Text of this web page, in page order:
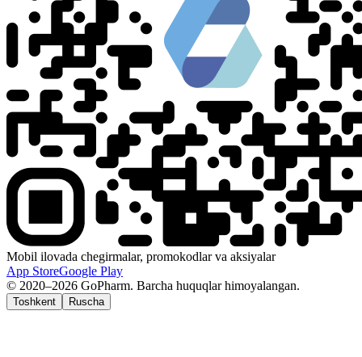
Mobil ilovada chegirmalar, promokodlar va aksiyalar
App StoreGoogle Play
© 2020–2026 GoPharm. Barcha huquqlar himoyalangan.
Toshkent Ruscha